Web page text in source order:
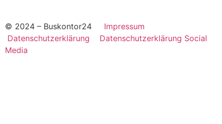
© 2024 – Buskontor24 Impressum
Datenschutzerklärung Datenschutzerklärung Social
Media